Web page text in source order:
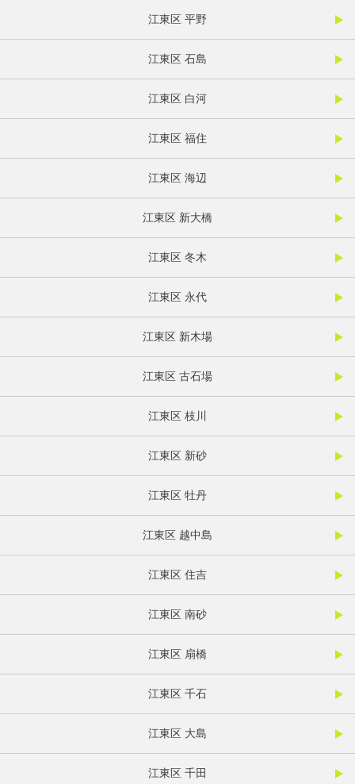
江東区 平野
江東区 石島
江東区 白河
江東区 福住
江東区 海辺
江東区 新大橋
江東区 冬木
江東区 永代
江東区 新木場
江東区 古石場
江東区 枝川
江東区 新砂
江東区 牡丹
江東区 越中島
江東区 住吉
江東区 南砂
江東区 扇橋
江東区 千石
江東区 大島
江東区 千田